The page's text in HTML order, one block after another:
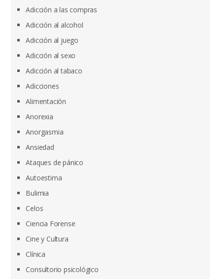
Adicción a las compras
Adicción al alcohol
Adicción al juego
Adicción al sexo
Adicción al tabaco
Adicciones
Alimentación
Anorexia
Anorgasmia
Ansiedad
Ataques de pánico
Autoestima
Bulimia
Celos
Ciencia Forense
Cine y Cultura
Clínica
Consultorio psicológico